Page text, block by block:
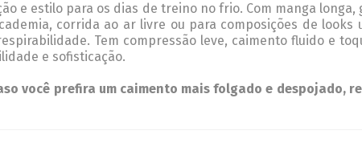
e estilo para os dias de treino no frio. Com manga
corrida ao ar livre ou para composições de
Tem compressão leve, caimento fluido e
e sofisticação.
você prefira um caimento mais folgado e despojado,